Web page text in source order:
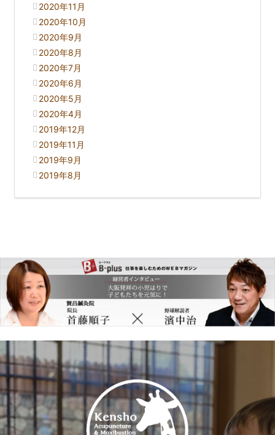
2020年11月
2020年10月
2020年9月
2020年8月
2020年7月
2020年6月
2020年5月
2020年4月
2019年12月
2019年11月
2019年9月
2019年8月